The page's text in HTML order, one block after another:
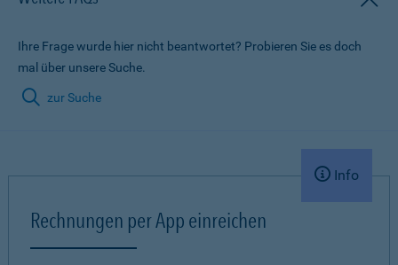
Ihre Frage wurde hier nicht beantwortet? Probieren Sie es doch
mal über unsere Suche.
zur Suche
Info
Rechnungen per App einreichen